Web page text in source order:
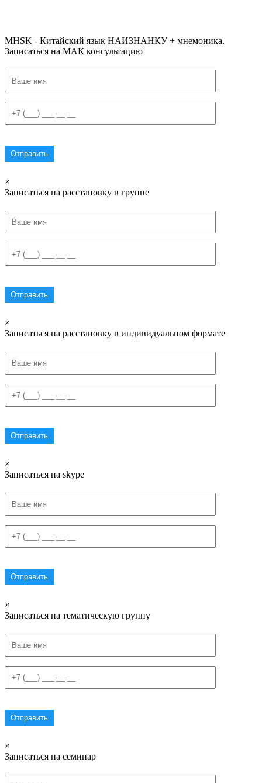
MHSK - Китайский язык НАИЗНАНКУ + мнемоника.
Записаться на МАК консультацию
×
Записаться на расстановку в группе
×
Записаться на расстановку в индивидуальном формате
×
Записаться на skype
×
Записаться на тематическую группу
×
Записаться на семинар